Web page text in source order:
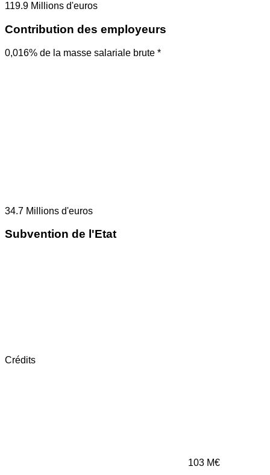
119.9 Millions d'euros
Contribution des employeurs
0,016% de la masse salariale brute *
34.7 Millions d'euros
Subvention de l'Etat
Crédits
103 M€